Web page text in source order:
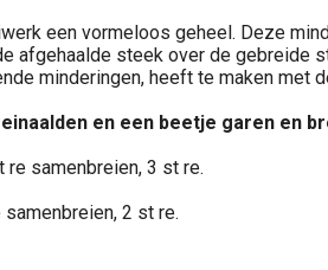
een vormeloos geheel. Deze
afgehaalde steek over de gebreide
minderingen, heeft te maken met
en een beetje garen en
samenbreien, 3 st re.
2 st re.